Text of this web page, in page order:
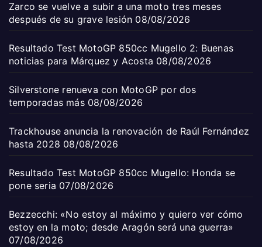
Zarco se vuelve a subir a una moto tres meses
después de su grave lesión 08/08/2026
Resultado Test MotoGP 850cc Mugello 2: Buenas
noticias para Márquez y Acosta 08/08/2026
Silverstone renueva con MotoGP por dos
temporadas más 08/08/2026
Trackhouse anuncia la renovación de Raúl Fernández
hasta 2028 08/08/2026
Resultado Test MotoGP 850cc Mugello: Honda se
pone seria 07/08/2026
Bezzecchi: «No estoy al máximo y quiero ver cómo
estoy en la moto; desde Aragón será una guerra»
07/08/2026